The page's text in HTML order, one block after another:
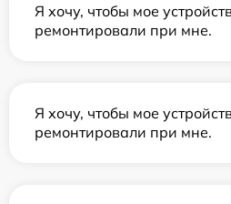
Я хочу, чтобы мое
ремонтировали при мне.
Я хочу, чтобы мое
ремонтировали при мне.